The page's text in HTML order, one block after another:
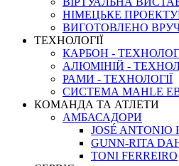
НІМЕЦЬКЕ
ВИГОТОВЛЕНО
ТЕХНОЛОГІЇ
КАРБОН -
АЛЮМІНІЙ -
РАМИ - ТЕХНОЛОГІЇ
СИСТЕМА MAHLE
КОМАНДА ТА АТЛЕТИ
АМБАСАДОРИ
JOSÉ ANTONIO
GUNN-RITA
TONI FERREIRO